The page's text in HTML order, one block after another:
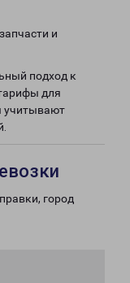
и
подход к
для
учитывают
город